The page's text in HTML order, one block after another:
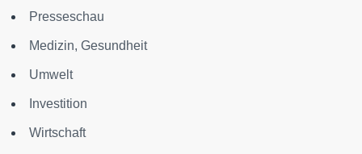
Presseschau
Medizin, Gesundheit
Umwelt
Investition
Wirtschaft